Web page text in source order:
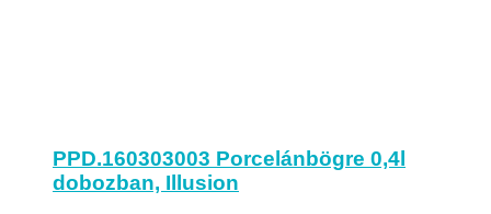
PPD.160303003 Porcelánbögre 0,4l
dobozban, Illusion